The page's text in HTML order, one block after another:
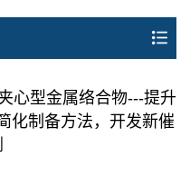
心型金属络合物---提升
化制备方法，开发新催